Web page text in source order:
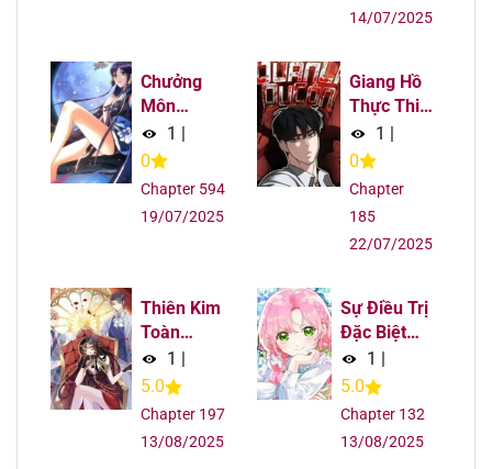
14/07/2025
Chưởng
Môn
Khiêm Tốn
Chút
1 |
0
Chapter 594
19/07/2025
Giang Hồ
Thực Thi
Công Lý
1 |
0
Chapter
185
22/07/2025
Thiên Kim
Toàn
Năng Đại
Tài
1
5.0
Chapter 197
13/08/2025
Sự Điều Trị
Đặc Biệt
Của Tinh
Linh
1
5.0
Chapter 132
13/08/2025